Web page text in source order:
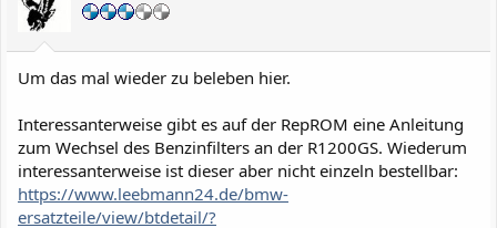
n
e
n
Um das mal wieder zu beleben hier.
Interessanterweise gibt es auf der RepROM eine Anleitung
zum Wechsel des Benzinfilters an der R1200GS. Wiederum
interessanterweise ist dieser aber nicht einzeln bestellbar:
https://www.leebmann24.de/bmw-
ersatzteile/view/btdetail/?